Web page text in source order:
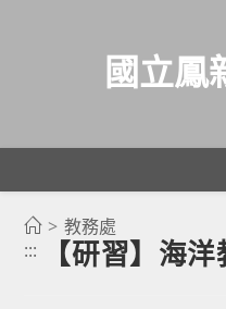
國立鳳
> 教務處
:::
【研習】海